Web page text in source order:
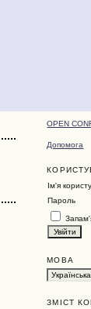
OPEN
Допомога
Ім'я
Пароль
МОВА
ЗМІСТ